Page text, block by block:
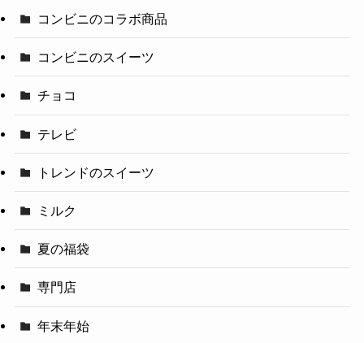
コンビニのコラボ商品
コンビニのスイーツ
チョコ
テレビ
トレンドのスイーツ
ミルク
夏の福袋
専門店
年末年始